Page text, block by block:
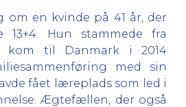
om en kvinde på 41 år, der
Hun stammede fra
kom til Danmark i 2014
med sin
fået læreplads som led i
Ægtefællen, der også